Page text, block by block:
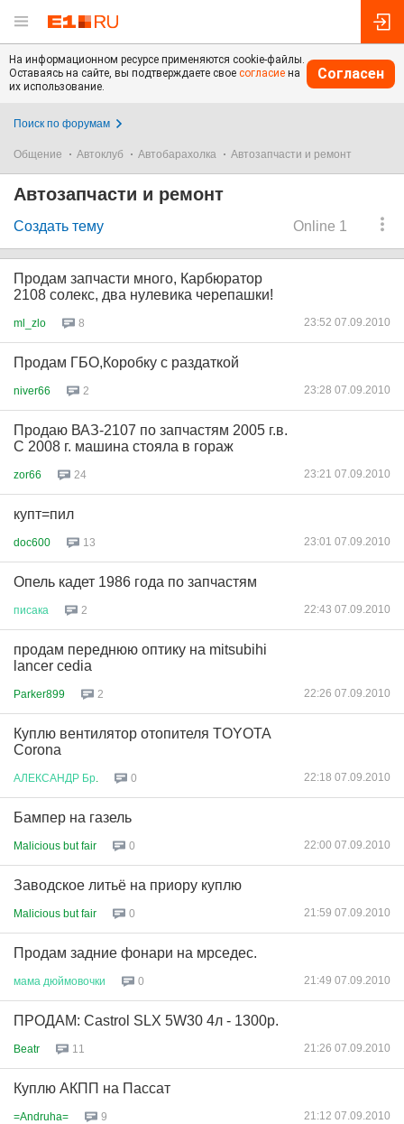
На информационном ресурсе применяются cookie-файлы.
Оставаясь на сайте, вы подтверждаете свое согласие на
их использование.
Согласен
Поиск по форумам
Общение Автоклуб Автобарахолка Автозапчасти и ремонт
Автозапчасти и ремонт
Online 1
Создать тему
Продам запчасти много, Карбюратор
2108 солекс, два нулевика черепашки!
ml_zlo 8 23:52 07.09.2010
Продам ГБО,Коробку с раздаткой
niver66 2 23:28 07.09.2010
Продаю ВАЗ-2107 по запчастям 2005 г.в.
С 2008 г. машина стояла в гораж
zor66 24 23:21 07.09.2010
купт=пил
doc600 13 23:01 07.09.2010
Опель кадет 1986 года по запчастям
писака 2 22:43 07.09.2010
продам переднюю оптику на mitsubihi
lancer cedia
Parker899 2 22:26 07.09.2010
Куплю вентилятор отопителя TOYOTA
Corona
АЛЕКСАНДР Бр 0 22:18 07.09.2010
Бампер на газель
Malicious but fair 0 22:00 07.09.2010
Заводское литьё на приору куплю
Malicious but fair 0 21:59 07.09.2010
Продам задние фонари на мрседес.
мама дюймовочки 0 21:49 07.09.2010
ПРОДАМ: Castrol SLX 5W30 4л - 1300р.
Beatr 11 21:26 07.09.2010
Куплю АКПП на Пассат
=Andruha= 9 21:12 07.09.2010